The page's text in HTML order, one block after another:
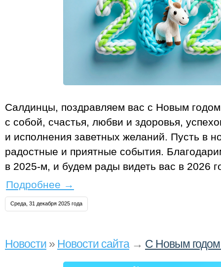
Салдинцы, поздравляем вас с Новым
с собой, счастья, любви и здоровья,
и исполнения заветных желаний. Пусть в
радостные и приятные события.
в 2025‑м, и будем рады видеть вас в 2026
Подробнее →
Среда, 31 декабря 2025 года
Новости » Новости сайта→ С Новым